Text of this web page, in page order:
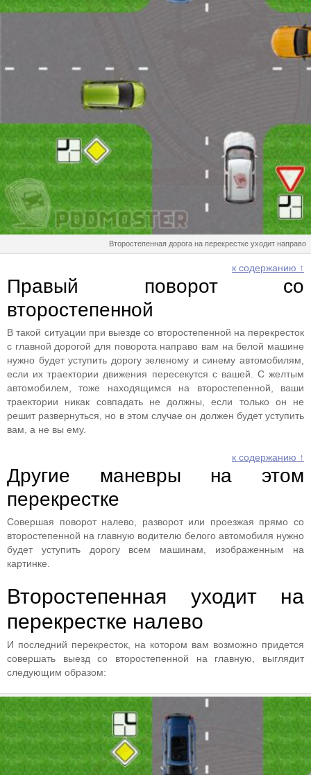
Второстепенная дорога на перекрестке уходит направо
к содержанию ↑
Правый поворот со
второстепенной
В такой ситуации при выезде со второстепенной на перекресток
с главной дорогой для поворота направо вам на белой машине
нужно будет уступить дорогу зеленому и синему автомобилям,
если их траектории движения пересекутся с вашей. С желтым
автомобилем, тоже находящимся на второстепенной, ваши
траектории никак совпадать не должны, если только он не
решит развернуться, но в этом случае он должен будет уступить
вам, а не вы ему.
к содержанию ↑
Другие маневры на этом
перекрестке
Совершая поворот налево, разворот или проезжая прямо со
второстепенной на главную водителю белого автомобиля нужно
будет уступить дорогу всем машинам, изображенным на
картинке.
Второстепенная уходит на
перекрестке налево
И последний перекресток, на котором вам возможно придется
совершать выезд со второстепенной на главную, выглядит
следующим образом: